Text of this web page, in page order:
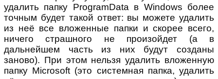
удалить папку ProgramData в Windows более
точным будет такой ответ: вы можете удалить
из неё все вложенные папки и скорее всего,
ничего страшного не произойдет (а в
дальнейшем часть из них будут созданы
заново). При этом нельзя удалить вложенную
папку Microsoft (это системная папка, удалить